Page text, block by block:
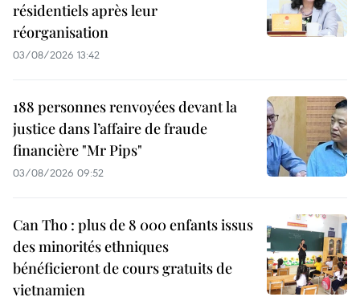
résidentiels après leur
réorganisation
03/08/2026 13:42
188 personnes renvoyées devant la
justice dans l’affaire de fraude
financière "Mr Pips"
03/08/2026 09:52
Can Tho : plus de 8 000 enfants issus
des minorités ethniques
bénéficieront de cours gratuits de
vietnamien